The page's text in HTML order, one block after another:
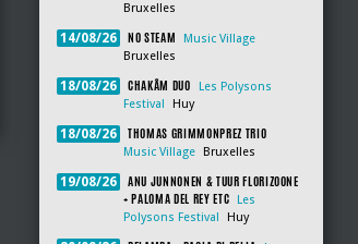
Bruxelles
14/08/26 NO STEAM
Music Village
Bruxelles
18/08/26 CHAKÂM DUO
Les Polysons
Festival
Huy
18/08/26 THOMAS GRIMMONPREZ TRIO
Music Village Bruxelles
19/08/26
ANU JUNNONEN & TUUR FLORIZOONE
+ PALOMA DEL REY ETC
Les
Polysons Festival
Huy